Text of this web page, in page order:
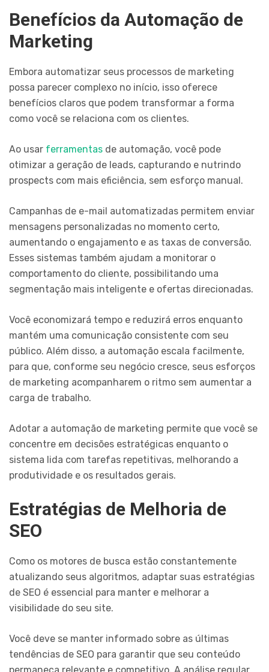
Benefícios da Automação de
Marketing
Embora automatizar seus processos de marketing
possa parecer complexo no início, isso oferece
benefícios claros que podem transformar a forma
como você se relaciona com os clientes.
Ao usar ferramentas de automação, você pode
otimizar a geração de leads, capturando e nutrindo
prospects com mais eficiência, sem esforço manual.
Campanhas de e-mail automatizadas permitem enviar
mensagens personalizadas no momento certo,
aumentando o engajamento e as taxas de conversão.
Esses sistemas também ajudam a monitorar o
comportamento do cliente, possibilitando uma
segmentação mais inteligente e ofertas direcionadas.
Você economizará tempo e reduzirá erros enquanto
mantém uma comunicação consistente com seu
público. Além disso, a automação escala facilmente,
para que, conforme seu negócio cresce, seus esforços
de marketing acompanharem o ritmo sem aumentar a
carga de trabalho.
Adotar a automação de marketing permite que você se
concentre em decisões estratégicas enquanto o
sistema lida com tarefas repetitivas, melhorando a
produtividade e os resultados gerais.
Estratégias de Melhoria de
SEO
Como os motores de busca estão constantemente
atualizando seus algoritmos, adaptar suas estratégias
de SEO é essencial para manter e melhorar a
visibilidade do seu site.
Você deve se manter informado sobre as últimas
tendências de SEO para garantir que seu conteúdo
permaneça relevante e competitivo. A análise regular